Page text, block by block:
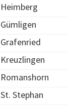
Heimberg
Gümligen
Grafenried
Kreuzlingen
Romanshorn
St. Stephan